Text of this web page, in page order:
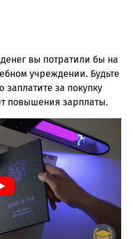
вы потратили бы на
учреждении. Будьте
за покупку
повышения зарплаты.